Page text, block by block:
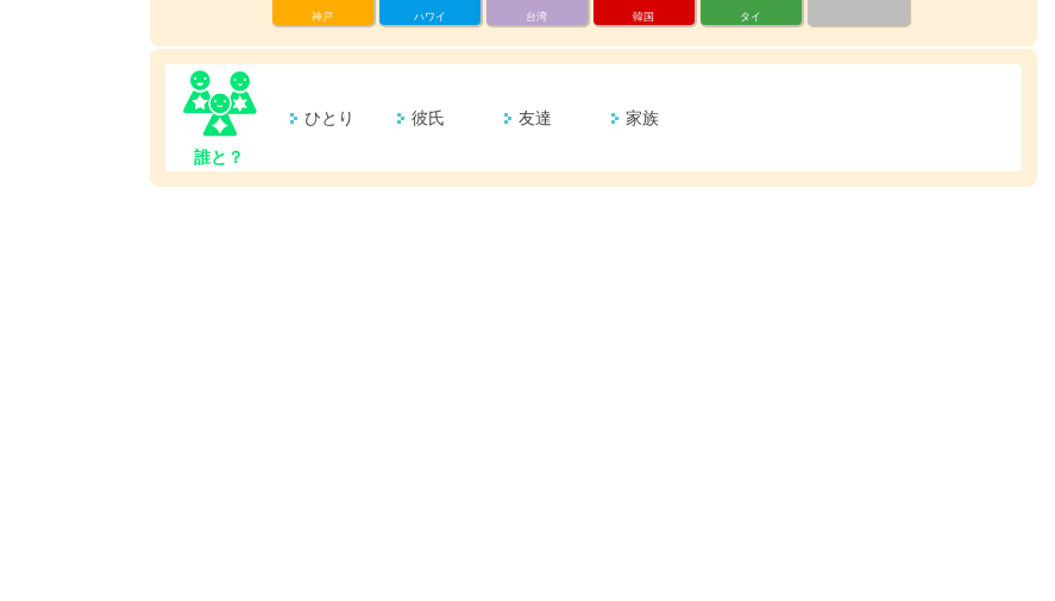
神戸 ハワイ 台湾 韓国 タイ
誰と？
ひとり 彼氏 友達 家族